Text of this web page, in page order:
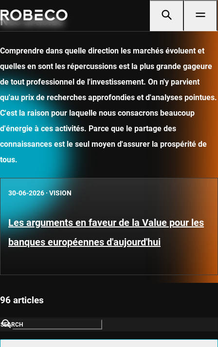
Nos articles
Comprendre dans quelle direction les marchés évoluent et
quelles en sont les répercussions est la plus grande gageure
de tout professionnel de l'investissement. On n'y parvient
qu'au prix de recherches approfondies et d'analyses pointues.
C'est la raison pour laquelle nous consacrons beaucoup
d'énergie à ces activités. Parce que le partage des
connaissances est le seul moyen d'assurer la prospérité de
tous.
30-06-2026 · VISION
Les arguments en faveur de la Value pour les
banques européennes d'aujourd'hui
96 articles
SEARCH